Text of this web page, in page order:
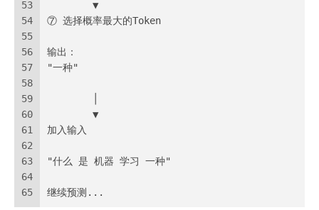
53
54
55
56
57
58
59
60
61
62
63
64
65
        ▼
⑦ 选择概率最大的Token
输出：
"一种"
        ▼
加入输入
"什么 是 机器 学习 一种"
继续预测...